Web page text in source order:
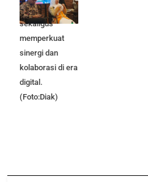
Mojokerto Raya,
sekaligus
memperkuat
sinergi dan
kolaborasi di era
digital.
(Foto:Diak)